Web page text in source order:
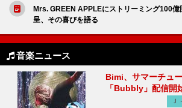
Mrs. GREEN APPLEにストリーミング100億
呈、その喜びを語る
音楽ニュース
Bimi、サマーチュ
「Bubbly」配信開
Ｊ